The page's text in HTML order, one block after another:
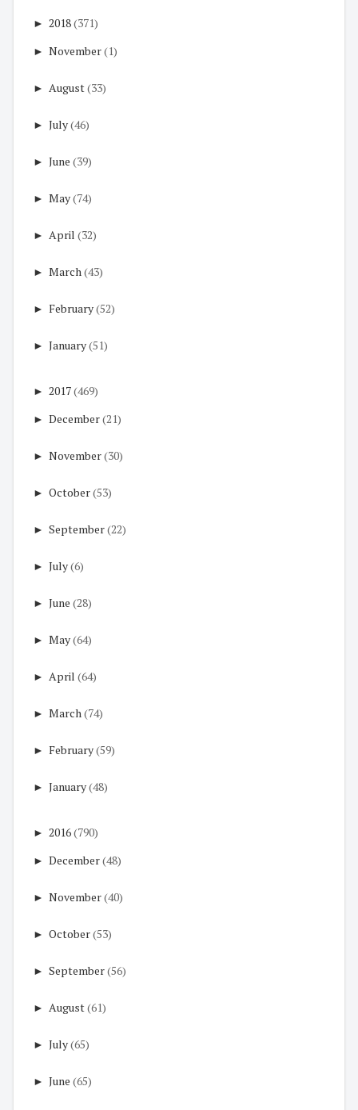
► 2018(371)
► November(1)
► August(33)
► July(46)
► June (39)
► May(74)
► April (32)
► March(43)
► February(52)
► January(51)
► 2017(469)
► December(21)
► November(30)
► October(53)
► September(22)
► July(6)
► June (28)
► May(64)
► April (64)
► March(74)
► February(59)
► January(48)
► 2016(790)
► December(48)
► November(40)
► October(53)
► September(56)
► August(61)
► July(65)
► June (65)